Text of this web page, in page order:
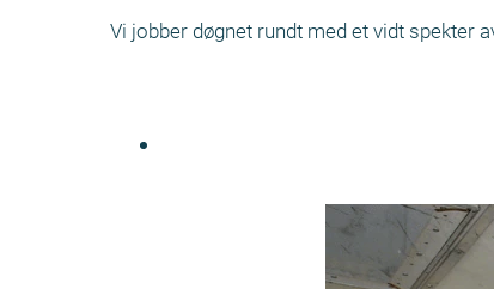
Vi jobber døgnet rundt med et vidt spekter